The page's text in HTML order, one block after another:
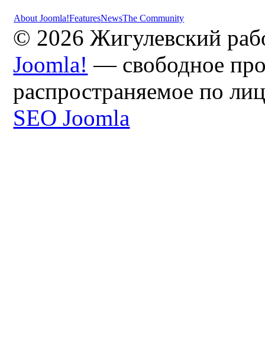
About Joomla!FeaturesNewsThe Community
© 2026 Жигулевский
Joomla! — свободное
распространяемое по
SEO Joomla